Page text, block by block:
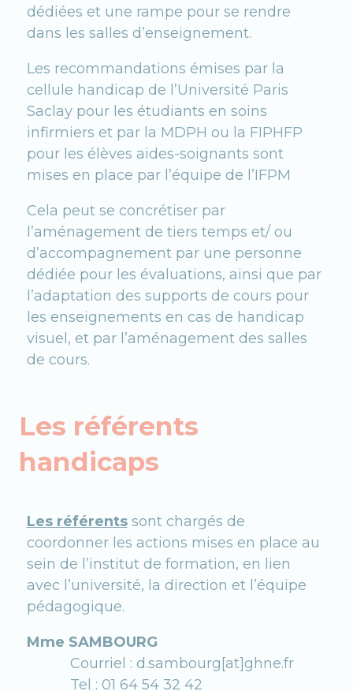
dédiées et une rampe pour se rendre
dans les salles d’enseignement.
Les recommandations émises par la
cellule handicap de l’Université Paris
Saclay pour les étudiants en soins
infirmiers et par la MDPH ou la FIPHFP
pour les élèves aides-soignants sont
mises en place par l’équipe de l’IFPM
Cela peut se concrétiser par
l’aménagement de tiers temps et/ ou
d’accompagnement par une personne
dédiée pour les évaluations, ainsi que par
l’adaptation des supports de cours pour
les enseignements en cas de handicap
visuel, et par l’aménagement des salles
de cours.
Les référents
handicaps
Les référents sont chargés de
coordonner les actions mises en place au
sein de l’institut de formation, en lien
avec l’université, la direction et l’équipe
pédagogique.
Mme SAMBOURG
Courriel : d.sambourg[at]ghne.fr
Tel : 01 64 54 32 42